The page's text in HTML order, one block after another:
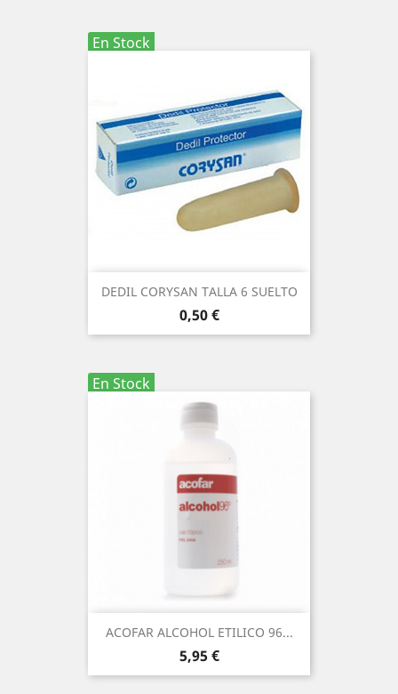
En Stock
DEDIL CORYSAN TALLA 6 SUELTO
Precio
0,50 €
En Stock
ACOFAR ALCOHOL ETILICO 96...
Precio
5,95 €